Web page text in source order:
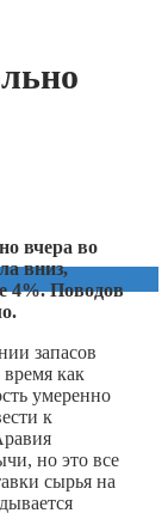
вчера во
вниз,
4%. Поводов
запасов
как
умеренно
к
но это все
сырья на